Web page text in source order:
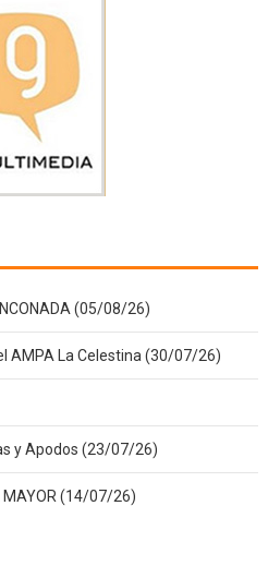
(05/08/26)
AMPA La Celestina (30/07/26)
y Apodos (23/07/26)
MAYOR (14/07/26)